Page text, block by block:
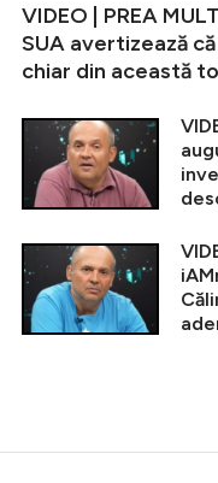
VIDEO | PREA
SUA avertizează
chiar din această